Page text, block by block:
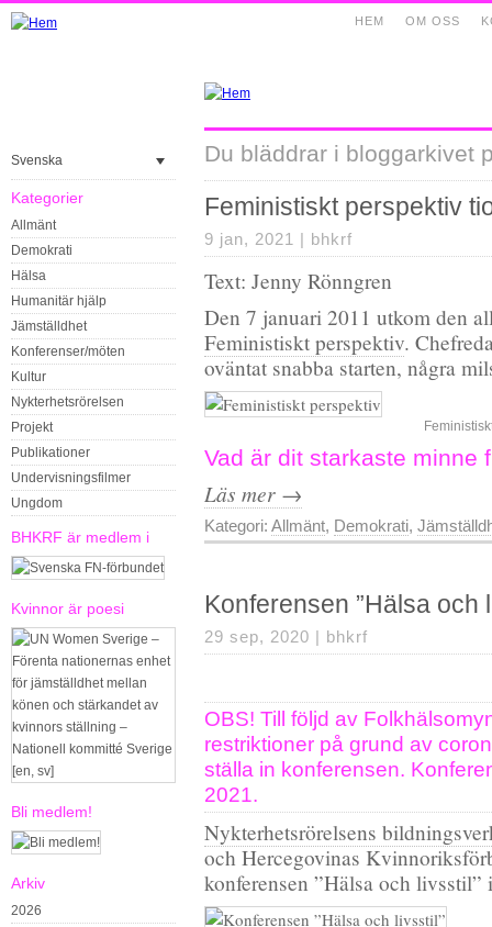
OM OSS
HEM
Svenska
Kategorier
Allmänt
Demokrati
Hälsa
Humanitär hjälp
Jämställdhet
Konferenser/möten
Kultur
Nykterhetsrörelsen
Projekt
Publikationer
Undervisningsfilmer
Ungdom
BHKRF är medlem i
Kvinnor är poesi
Bli medlem!
Arkiv
2026
Du bläddrar i bloggarkivet
Feministiskt perspektiv
9 jan, 2021 | bhkrf
Text: Jenny Rönngren
Den 7 januari 2011 utkom den
Feministiskt perspektiv.
oväntat snabba starten, några
Vad är dit starkaste minne
Läs mer →
Kategori: Allmänt, Demokrati,
Konferensen ”Hälsa och
29 sep, 2020 | bhkrf
OBS! Till följd av
restriktioner på grund av
ställa in konferensen.
2021.
Nykterhetsrörelsens
och Hercegovinas
konferensen ”Hälsa och livsstil”